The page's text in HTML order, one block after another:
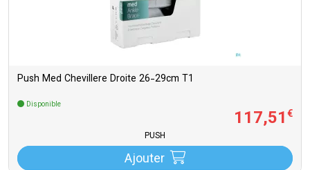
Push Med Chevillere Droite 26-29cm T1
Disponible
117,51€
PUSH
Ajouter